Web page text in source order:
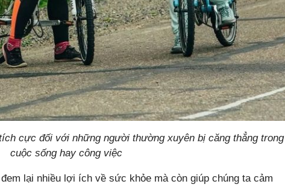
cực đối với những người thường xuyên bị căng thẳng trong
cuộc sống hay công việc
lại nhiều lợi ích về sức khỏe mà còn giúp chúng ta cảm